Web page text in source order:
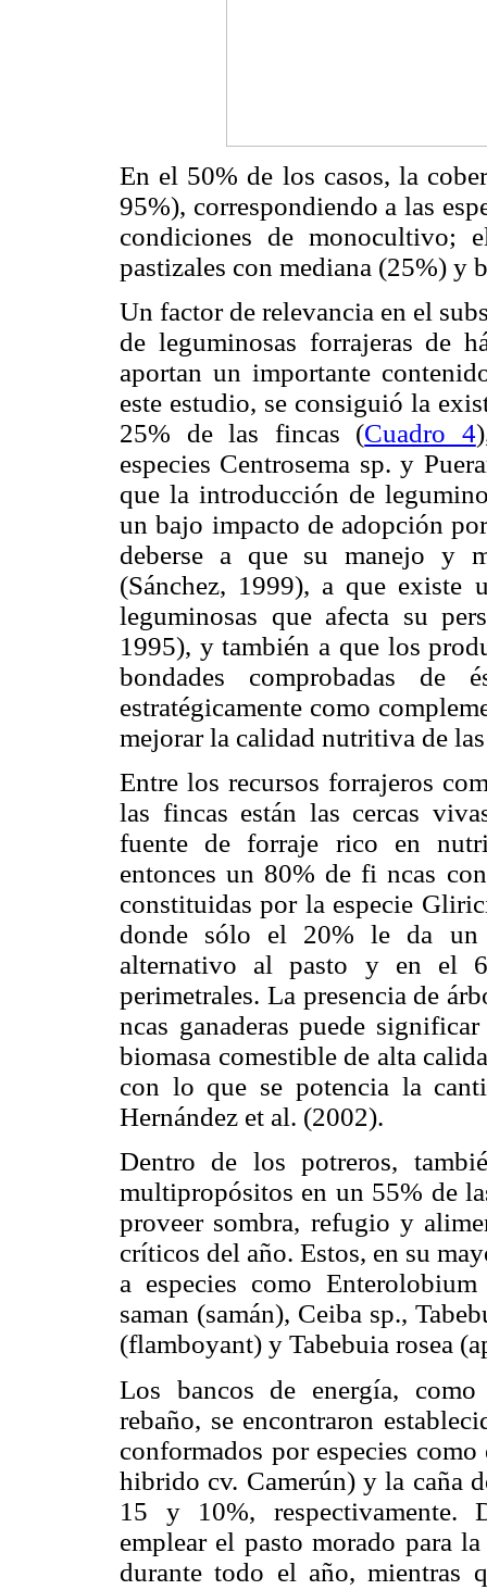
En el 50% de los casos, la
95%), correspondiendo a las
condiciones de monocultivo;
pastizales con mediana (25%) y
Un factor de relevancia en el
de leguminosas forrajeras de
aportan un importante
este estudio, se consiguió la
25% de las fincas (Cuadro 4
especies Centrosema sp. y
que la introducción de
un bajo impacto de adopción
deberse a que su manejo y
(Sánchez, 1999), a que existe
leguminosas que afecta su
1995), y también a que los
bondades comprobadas de
estratégicamente como
mejorar la calidad nutritiva de
Entre los recursos forrajeros
las fincas están las cercas
fuente de forraje rico en
entonces un 80% de fi ncas
constituidas por la especie
donde sólo el 20% le da un
alternativo al pasto y en el
perimetrales. La presencia de
ncas ganaderas puede
biomasa comestible de alta
con lo que se potencia la
Hernández et al. (2002).
Dentro de los potreros,
multipropósitos en un 55% de
proveer sombra, refugio y
críticos del año. Estos, en su
a especies como
saman (samán), Ceiba sp.,
(flamboyant) y Tabebuia rosea
Los bancos de energía,
rebaño, se encontraron
conformados por especies
hibrido cv. Camerún) y la caña
15 y 10%, respectivamente.
emplear el pasto morado para
durante todo el año, mientras